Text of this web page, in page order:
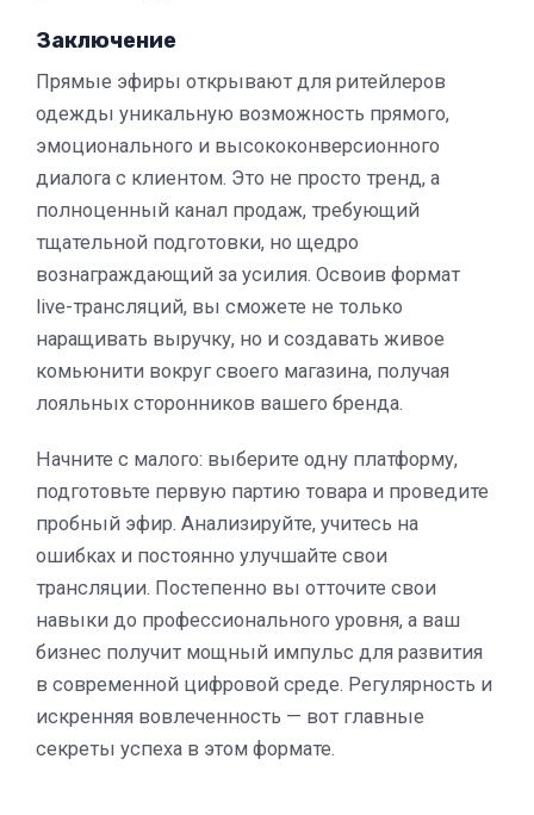
Заключение
Прямые эфиры открывают для ритейлеров
одежды уникальную возможность прямого,
эмоционального и высококонверсионного
диалога с клиентом. Это не просто тренд, а
полноценный канал продаж, требующий
тщательной подготовки, но щедро
вознаграждающий за усилия. Освоив формат
live-трансляций, вы сможете не только
наращивать выручку, но и создавать живое
комьюнити вокруг своего магазина, получая
лояльных сторонников вашего бренда.
Начните с малого: выберите одну платформу,
подготовьте первую партию товара и проведите
пробный эфир. Анализируйте, учитесь на
ошибках и постоянно улучшайте свои
трансляции. Постепенно вы отточите свои
навыки до профессионального уровня, а ваш
бизнес получит мощный импульс для развития
в современной цифровой среде. Регулярность и
искренняя вовлеченность — вот главные
секреты успеха в этом формате.